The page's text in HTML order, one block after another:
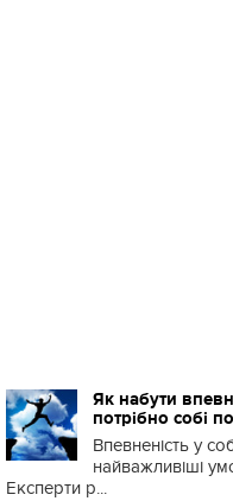
Як набути
потрібно собі
Впевненість у
найважливіші
Експерти р...